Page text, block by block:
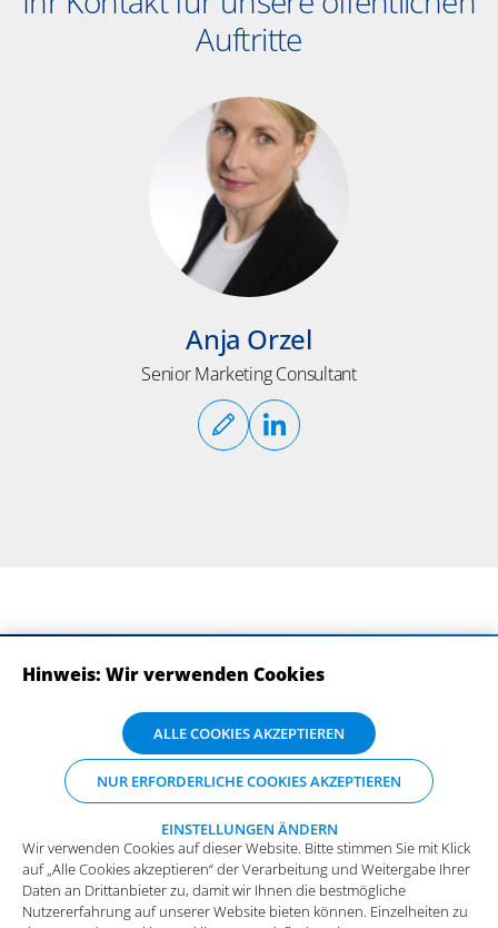
Auftritte
Anja Orzel
Senior Marketing Consultant
Impressum Datenschutz
Wir verwenden Cookies auf dieser Website. Bitte stimmen Sie mit Klick
auf „Alle Cookies akzeptieren“ der Verarbeitung und Weitergabe Ihrer
Daten an Drittanbieter zu, damit wir Ihnen die bestmögliche
Nutzererfahrung auf unserer Website bieten können. Einzelheiten zu
Hinweis: Wir verwenden Cookies
ALLE COOKIES AKZEPTIEREN
NUR ERFORDERLICHE COOKIES AKZEPTIEREN
EINSTELLUNGEN ÄNDERN
Wir verwenden Cookies auf dieser Website. Bitte stimmen Sie mit Klick
auf „Alle Cookies akzeptieren“ der Verarbeitung und Weitergabe Ihrer
Daten an Drittanbieter zu, damit wir Ihnen die bestmögliche
Nutzererfahrung auf unserer Website bieten können. Einzelheiten zu
den Arten der Cookies und ihrem Zweck finden Sie unter
„Einstellungen ändern“, wo sie auch Ihre bevorzugten Einstellungen
vornehmen oder Cookies ablehnen können (mit Ausnahme der
benötigten Cookies).
Mehr Infos und die Möglichkeit zum
Widerspruch.